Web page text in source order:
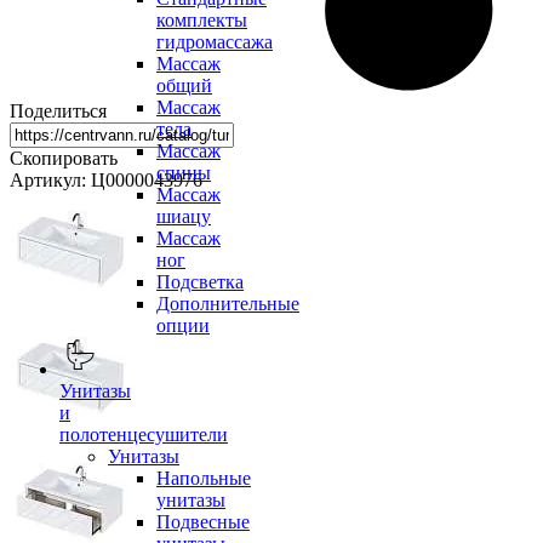
комплекты
гидромассажа
Массаж
общий
Массаж
тела
Массаж
спины
Массаж
шиацу
Массаж
ног
Подсветка
Дополнительные
опции
Унитазы
и
полотенцесушители
Унитазы
Напольные
унитазы
Подвесные
Поделиться
Скопировать
Артикул: Ц0000043976